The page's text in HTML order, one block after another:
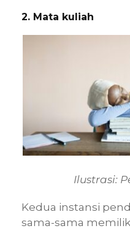
2. Mata kuliah
Ilustrasi:
Kedua instansi
sama-sama